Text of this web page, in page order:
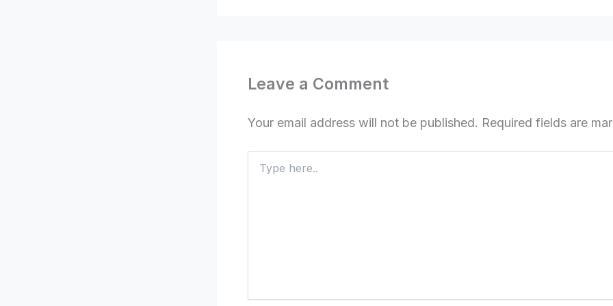
Leave a Comment
Your email address will not be published. Required fields are
here..